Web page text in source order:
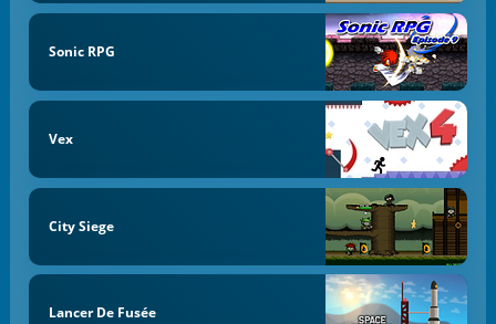
Sonic RPG
Vex
City Siege
Lancer De Fusée